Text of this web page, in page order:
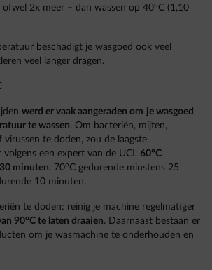
ofwel 2x meer – dan wassen op 40°C (1,10
beschadigt je wasgoed ook veel
veel langer dragen.
werd er vaak aangeraden om je wasgoed
te wassen. Om bacteriën, mijten,
virussen te doden, zou de laagste
een expert van de UCL 60°C
minuten, 70°C gedurende minstens 25
10 minuten.
te doden: reinig je machine regelmatiger
90°C te laten draaien. Daarnaast bestaan er
om je wasmachine te onderhouden en